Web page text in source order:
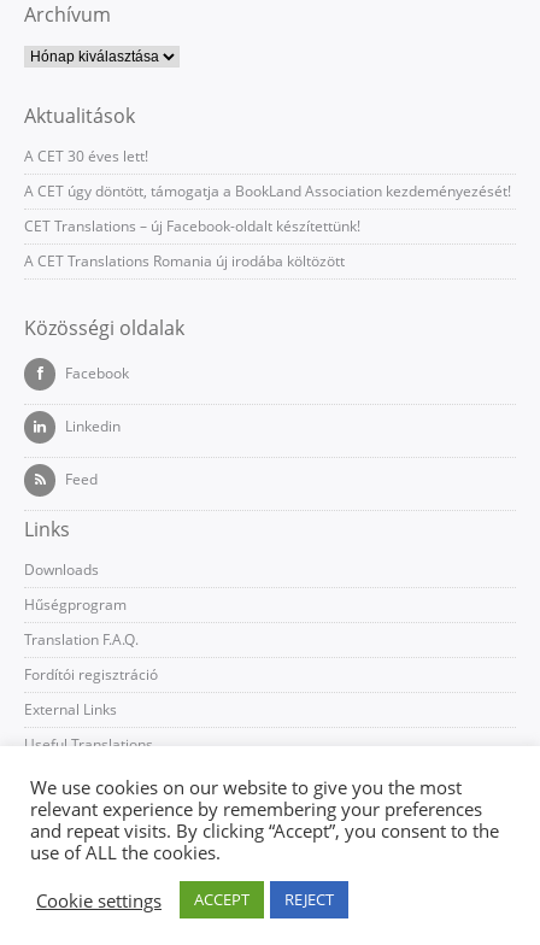
Archívum
Aktualitások
A CET 30 éves lett!
A CET úgy döntött, támogatja a BookLand Association kezdeményezését!
CET Translations – új Facebook-oldalt készítettünk!
A CET Translations Romania új irodába költözött
Közösségi oldalak
Facebook
Linkedin
Feed
Links
Downloads
Hűségprogram
Translation F.A.Q.
Fordítói regisztráció
External Links
Useful Translations
Impresszum Általános szerződési feltételek
Copyright © 2014 Central European Translations
We use cookies on our website to give you the most
relevant experience by remembering your preferences
and repeat visits. By clicking “Accept”, you consent to the
use of ALL the cookies.
Cookie settings
ACCEPT REJECT